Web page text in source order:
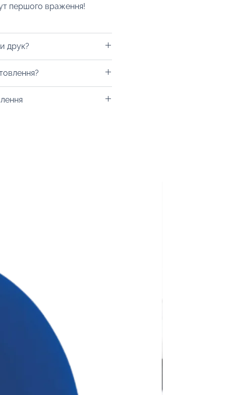
першого враження!
друк?
на обрану вами зону.
щоб точно не прогадати!